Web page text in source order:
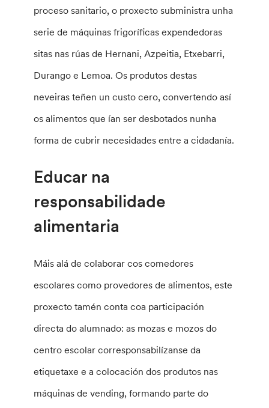
proceso sanitario, o proxecto subministra unha
serie de máquinas frigoríficas expendedoras
sitas nas rúas de Hernani, Azpeitia, Etxebarri,
Durango e Lemoa. Os produtos destas
neveiras teñen un custo cero, convertendo así
os alimentos que ían ser desbotados nunha
forma de cubrir necesidades entre a cidadanía.
Educar na
responsabilidade
alimentaria
Máis alá de colaborar cos comedores
escolares como provedores de alimentos, este
proxecto tamén conta coa participación
directa do alumnado: as mozas e mozos do
centro escolar corresponsabilízanse da
etiquetaxe e a colocación dos produtos nas
máquinas de vending, formando parte do